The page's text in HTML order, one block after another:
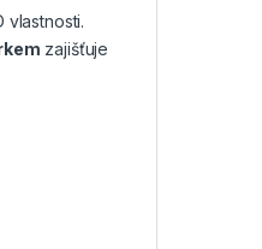
vlastnosti.
zajišťuje